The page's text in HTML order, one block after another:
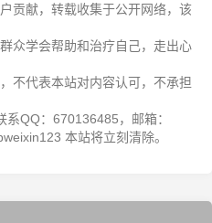
贡献，转载收集于公开网络，该
众学会帮助和治疗自己，走出心
不代表本站对内容认可，不承担
QQ：670136485，邮箱：
本站将立刻清除。